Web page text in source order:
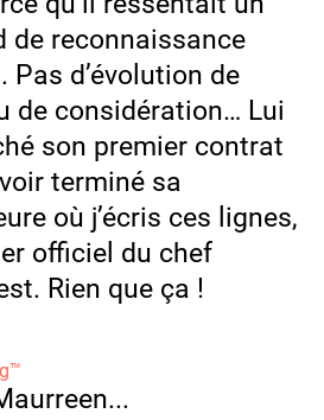
de reconnaissance
d’évolution de
de considération… Lui
son premier contrat
terminé sa
où j’écris ces lignes,
officiel du chef
Rien que ça !